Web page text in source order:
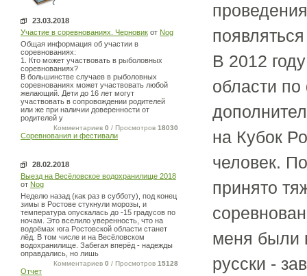
23.03.2018
Участие в соревнованиях. Черновик от Nog
Общая информация об участии в
соревнованиях:
1. Кто может участвовать в рыболовных
соревнованиях?
В большинстве случаев в рыболовных
соревнованиях может участвовать любой
желающий. Дети до 16 лет могут
участвовать в сопровождении родителей
или же при наличии доверенности от
родителей у
Комментариев 0 / Просмотров 18030
Соревнования и фестивали
28.02.2018
Выезд на Весёловское водохранилище 2018
от Nog
Неделю назад (как раз в субботу), под конец
зимы в Ростове стукнули морозы, и
температура опускалась до -15 градусов по
ночам. Это вселило уверенность, что на
водоёмах юга Ростовской области станет
лёд. В том числе и на Весёловском
водохранилище. Забегая вперёд - надежды
оправдались, но лишь
Комментариев 0 / Просмотров 15128
Отчет
В 2012
области
на Кубок
человек.
принято
меня были
русски -